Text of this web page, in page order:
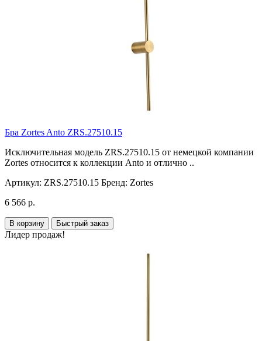
Бра Zortes Anto ZRS.27510.15
Исключительная модель ZRS.27510.15 от немецкой компании
Zortes относится к коллекции Anto и отлично ..
Артикул: ZRS.27510.15 Бренд: Zortes
6 566 р.
В корзину Быстрый заказ
Лидер продаж!